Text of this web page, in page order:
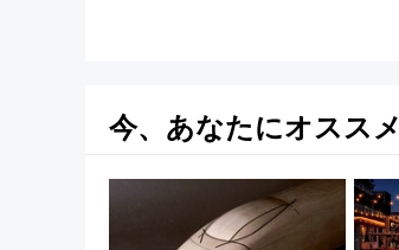
今、あなたにオススメ